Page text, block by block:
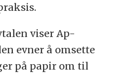
viser Ap-
evner å omsette
på papir om til